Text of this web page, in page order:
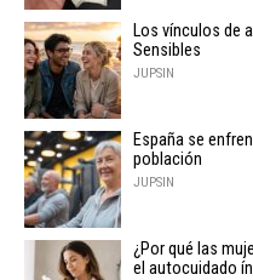
Los vínculos de
Sensibles
JUPSIN
España se
población
JUPSIN
¿Por qué las
el autocuidado